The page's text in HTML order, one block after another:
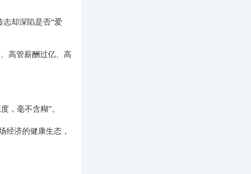
志却深陷是否“爱
高管薪酬过亿、高
，毫不含糊”。
经济的健康生态，